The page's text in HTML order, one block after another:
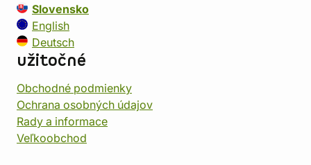
Slovensko
English
Deutsch
užitočné
Obchodné podmienky
Ochrana osobných údajov
Rady a informace
Veľkoobchod